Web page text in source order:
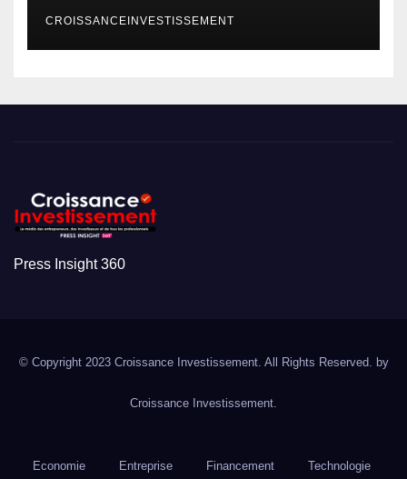
CROISSANCEINVESTISSEMENT
Press Insight 360
© Copyright 2023 Croissance Investissement. All Rights Reserved. by
Croissance Investissement.
Economie Entreprise Financement Technologie